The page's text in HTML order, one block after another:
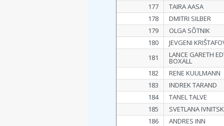
177
TAIRA AASA
178
DMITRI SILBER
179
OLGA SÕTNIK
180
JEVGENI
181
LANCE GARETH
BOXALL
182
RENE KUULMANN
183
INDREK TARAND
184
TANEL TALVE
185
SVETLANA
186
ANDRES INN